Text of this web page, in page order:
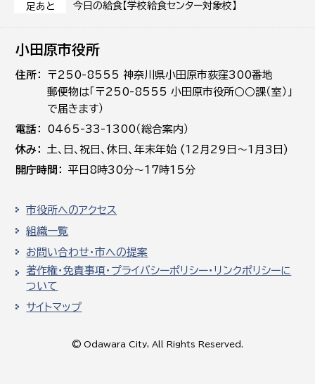
足あと 今日の給食【学校給食センター対象校】
小田原市役所
住所
〒250-8555 神奈川県小田原市荻窪300番地
郵便物は「〒250-8555 小田原市役所○○課（室）」
で届きます）
電話
0465-33-1300（総合案内）
休み
土､日､祝日、休日、年末年始 (12月29日～1月3日)
開庁時間
平日8時30分～17時15分
市役所へのアクセス
組織一覧
お問い合わせ・市への提案
著作権・免責事項・プライバシーポリシー・リンクポリシーに
ついて
サイトマップ
© Odawara City, All Rights Reserved.